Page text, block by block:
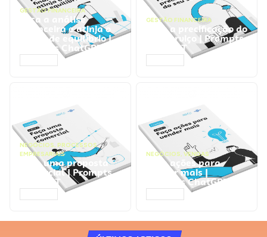
GESTÃO FINANCEIRA
Faça a análise
financeira e atinja o
ponto de equilíbrio |
Prompts ChatGPT
GESTÃO FINANCEIRA
Faça a precificação do
seu serviço | Prompts
ChatGPT
NEGÓCIOS, PROCESSOS
EMPRESARIAIS
Faça uma proposta
comercial | Prompts
ChatGPT
NEGÓCIOS, VENDAS
Faça ações para
vender mais |
Prompts ChatGPT